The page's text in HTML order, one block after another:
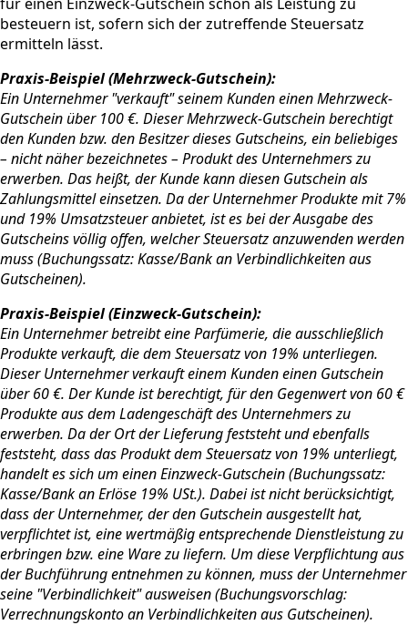
besteuern ist, sofern sich der zutreffende Steuersatz
ermitteln lässt.
Praxis-Beispiel (Mehrzweck-Gutschein):
Ein Unternehmer "verkauft" seinem Kunden einen Mehrzweck-
Gutschein über 100 €. Dieser Mehrzweck-Gutschein berechtigt
den Kunden bzw. den Besitzer dieses Gutscheins, ein beliebiges
– nicht näher bezeichnetes – Produkt des Unternehmers zu
erwerben. Das heißt, der Kunde kann diesen Gutschein als
Zahlungsmittel einsetzen. Da der Unternehmer Produkte mit 7%
und 19% Umsatzsteuer anbietet, ist es bei der Ausgabe des
Gutscheins völlig offen, welcher Steuersatz anzuwenden werden
muss (Buchungssatz: Kasse/Bank an Verbindlichkeiten aus
Gutscheinen).
Praxis-Beispiel (Einzweck-Gutschein):
Ein Unternehmer betreibt eine Parfümerie, die ausschließlich
Produkte verkauft, die dem Steuersatz von 19% unterliegen.
Dieser Unternehmer verkauft einem Kunden einen Gutschein
über 60 €. Der Kunde ist berechtigt, für den Gegenwert von 60 €
Produkte aus dem Ladengeschäft des Unternehmers zu
erwerben. Da der Ort der Lieferung feststeht und ebenfalls
feststeht, dass das Produkt dem Steuersatz von 19% unterliegt,
handelt es sich um einen Einzweck-Gutschein (Buchungssatz:
Kasse/Bank an Erlöse 19% USt.). Dabei ist nicht berücksichtigt,
dass der Unternehmer, der den Gutschein ausgestellt hat,
verpflichtet ist, eine wertmäßig entsprechende Dienstleistung zu
erbringen bzw. eine Ware zu liefern. Um diese Verpflichtung aus
der Buchführung entnehmen zu können, muss der Unternehmer
seine "Verbindlichkeit" ausweisen (Buchungsvorschlag:
Verrechnungskonto an Verbindlichkeiten aus Gutscheinen).